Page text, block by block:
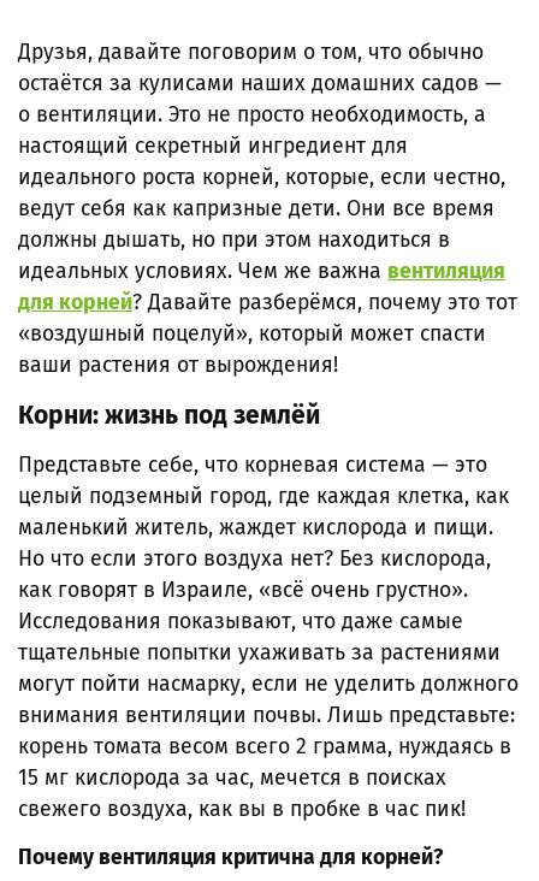
Друзья, давайте поговорим о том, что обычно
остаётся за кулисами наших домашних садов —
о вентиляции. Это не просто необходимость, а
настоящий секретный ингредиент для
идеального роста корней, которые, если честно,
ведут себя как капризные дети. Они все время
должны дышать, но при этом находиться в
идеальных условиях. Чем же важна вентиляция
для корней? Давайте разберёмся, почему это тот
«воздушный поцелуй», который может спасти
ваши растения от вырождения!
Корни: жизнь под землёй
Представьте себе, что корневая система — это
целый подземный город, где каждая клетка, как
маленький житель, жаждет кислорода и пищи.
Но что если этого воздуха нет? Без кислорода,
как говорят в Израиле, «всё очень грустно».
Исследования показывают, что даже самые
тщательные попытки ухаживать за растениями
могут пойти насмарку, если не уделить должного
внимания вентиляции почвы. Лишь представьте:
корень томата весом всего 2 грамма, нуждаясь в
15 мг кислорода за час, мечется в поисках
свежего воздуха, как вы в пробке в час пик!
Почему вентиляция критична для корней?